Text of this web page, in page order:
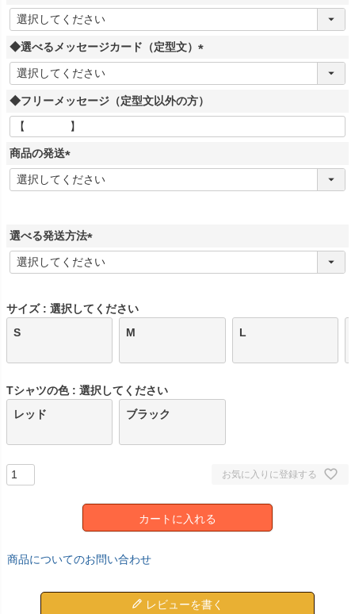
)
必
須
)
◆選べるメッセージカード（定型文）
必
須
)
◆フリーメッセージ（定型文以外の方）
商品の発送
(
必
選べる発送方法
(
必
)
サイズ
選択してください
S
M L
Tシャツの色
選択してください
レッド
ブラック
お気に入りに登録する
カートに入れる
商品についてのお問い合わせ
レビューを書く